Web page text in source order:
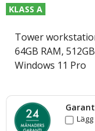
KLASS A
Tower
64GB RAM,
Windows 11 Pro